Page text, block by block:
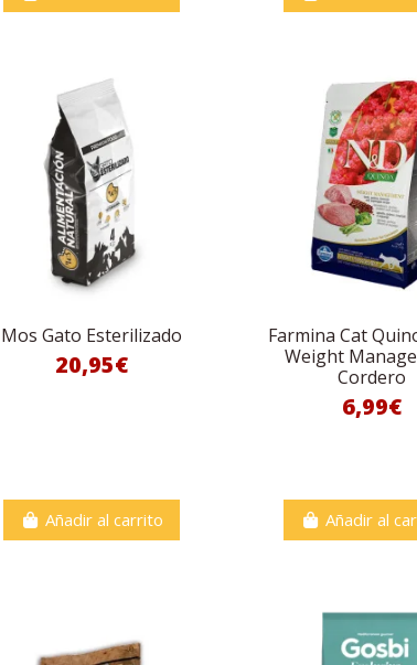
Mos Gato Esterilizado
20,95€
Añadir al carrito
Farmina Cat
Weight
Cordero
6,99€
Añadir al